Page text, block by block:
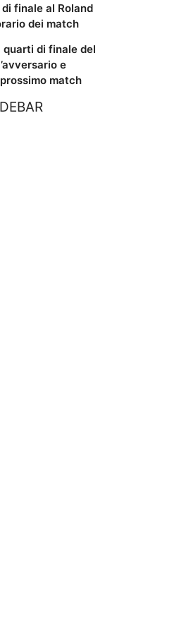
finale al Roland
dei match
quarti di finale del
e
match